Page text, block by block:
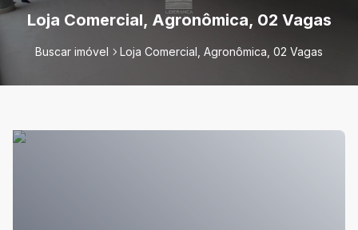
Loja Comercial, Agronômica, 02 Vagas
Buscar imóvel Loja Comercial, Agronômica, 02 Vagas